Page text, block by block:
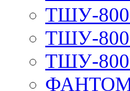
ТШУ-
ТШУ-
ТШУ-